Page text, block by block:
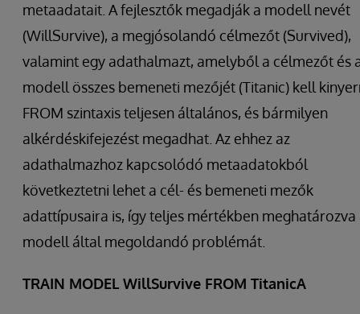
metaadatait. A fejlesztők megadják a modell nevét
(WillSurvive), a megjósolandó célmezőt (Survived),
valamint egy adathalmazt, amelyből a célmezőt és
modell összes bemeneti mezőjét (Titanic) kell
FROM szintaxis teljesen általános, és bármilyen
alkérdéskifejezést megadhat. Az ehhez az
adathalmazhoz kapcsolódó metaadatokból
következtetni lehet a cél- és bemeneti mezők
adattípusaira is, így teljes mértékben meghatározva
modell által megoldandó problémát.
TRAIN MODEL WillSurvive FROM TitanicA